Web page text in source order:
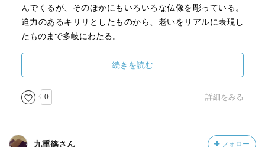
んでくるが、そのほかにもいろいろな仏像を彫っている。
迫力のあるキリリとしたものから、老いをリアルに表現し
たものまで多岐にわたる。
雑誌では、波の拡大したものが載っていて、北斎が描いた
続きを読む
0 詳細をみる
九重篠さん フォロー